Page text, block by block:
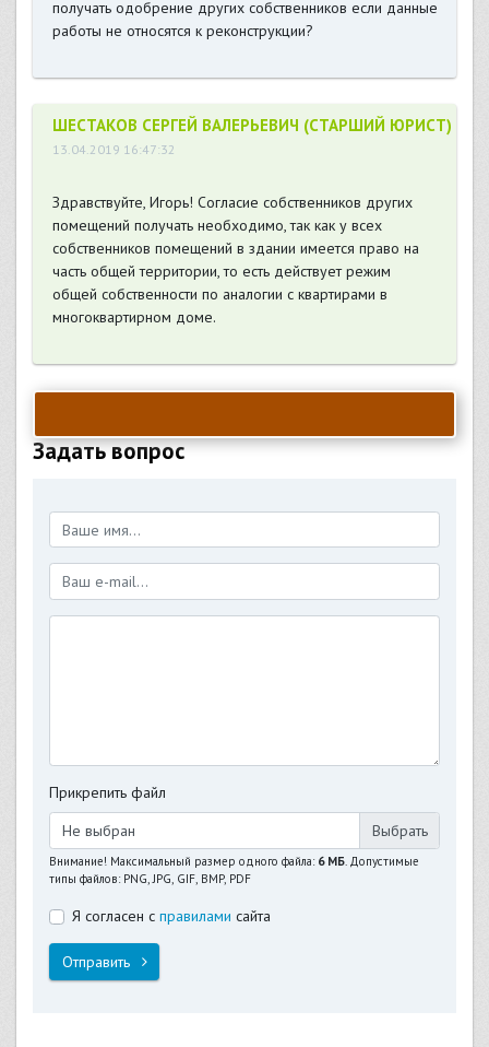
получать одобрение других собственников если данные
работы не относятся к реконструкции?
ШЕСТАКОВ СЕРГЕЙ ВАЛЕРЬЕВИЧ (СТАРШИЙ ЮРИСТ)
13.04.2019 16:47:32
Здравствуйте, Игорь! Согласие собственников других
помещений получать необходимо, так как у всех
собственников помещений в здании имеется право на
часть общей территории, то есть действует режим
общей собственности по аналогии с квартирами в
многоквартирном доме.
Задать вопрос
Прикрепить файл
Не выбран
Внимание! Максимальный размер одного файла: 6 МБ. Допустимые
типы файлов: PNG, JPG, GIF, BMP, PDF
Я согласен с правилами сайта
Отправить